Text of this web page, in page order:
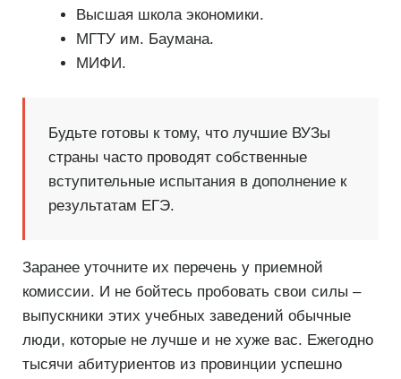
Высшая школа экономики.
МГТУ им. Баумана.
МИФИ.
Будьте готовы к тому, что лучшие ВУЗы
страны часто проводят собственные
вступительные испытания в дополнение к
результатам ЕГЭ.
Заранее уточните их перечень у приемной
комиссии. И не бойтесь пробовать свои силы –
выпускники этих учебных заведений обычные
люди, которые не лучше и не хуже вас. Ежегодно
тысячи абитуриентов из провинции успешно